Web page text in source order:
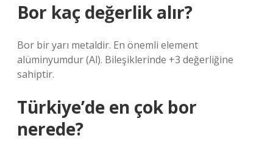
Bor kaç değerlik alır?
Bor bir yarı metaldir. En önemli element
alüminyumdur (Al). Bileşiklerinde +3 değerliğine
sahiptir.
Türkiye’de en çok bor
nerede?